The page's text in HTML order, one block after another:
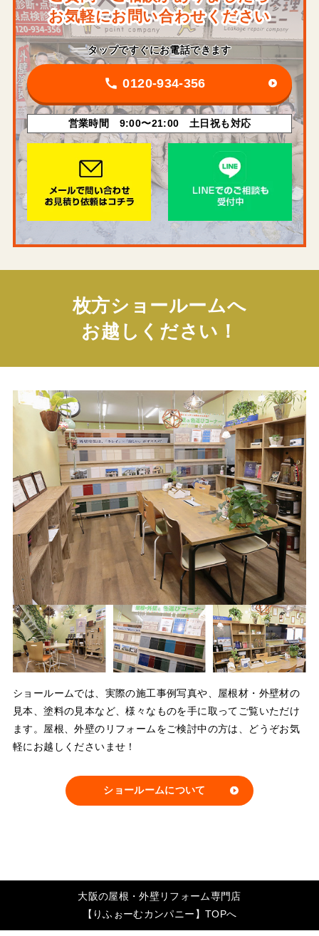
お気軽にお問い合わせください
タップですぐにお電話できます
0120-934-356
営業時間 9:00〜21:00 土日祝も対応
枚方ショールームへ
お越しください！
ショールームでは、実際の施工事例写真や、屋根材・外壁材の
見本、塗料の見本など、様々なものを手に取ってご覧いただけ
ます。屋根、外壁のリフォームをご検討中の方は、どうぞお気
軽にお越しくださいませ！
ショールームについて
大阪の屋根・外壁リフォーム専門店
【りふぉーむカンパニー】TOPへ